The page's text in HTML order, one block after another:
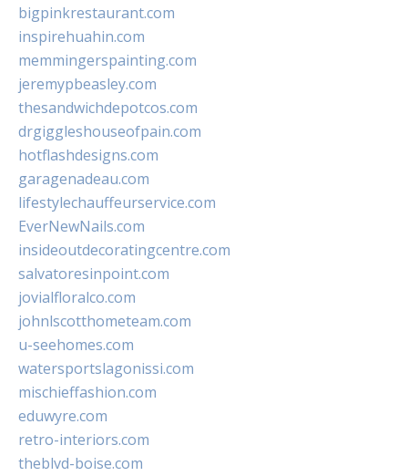
bigpinkrestaurant.com
inspirehuahin.com
memmingerspainting.com
jeremypbeasley.com
thesandwichdepotcos.com
drgiggleshouseofpain.com
hotflashdesigns.com
garagenadeau.com
lifestylechauffeurservice.com
EverNewNails.com
insideoutdecoratingcentre.com
salvatoresinpoint.com
jovialfloralco.com
johnlscotthometeam.com
u-seehomes.com
watersportslagonissi.com
mischieffashion.com
eduwyre.com
retro-interiors.com
theblvd-boise.com